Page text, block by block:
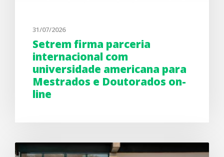
31/07/2026
Setrem firma parceria
internacional com
universidade americana para
Mestrados e Doutorados on-
line